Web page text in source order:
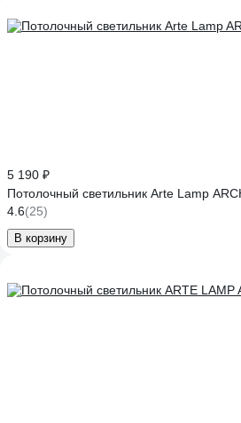
5 190 ₽
Потолочный светильник Arte Lamp
4.6(25)
В корзину